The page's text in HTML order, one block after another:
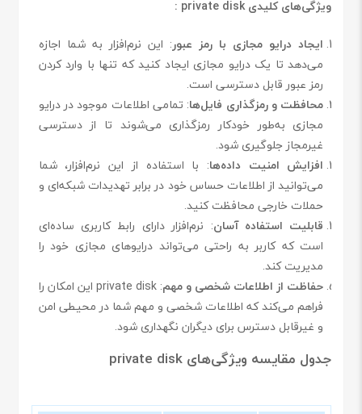
ویژگی‌های کلیدی private disk :
ایجاد درایو مجازی با رمز عبور: این نرم‌افزار به شما اجازه
می‌دهد تا یک درایو مجازی ایجاد کنید که تنها با وارد کردن
رمز عبور قابل دسترسی است.
محافظت و رمزگذاری فایل‌ها: تمامی اطلاعات موجود در درایو
مجازی به‌طور خودکار رمزگذاری می‌شوند تا از دسترسی
غیرمجاز جلوگیری شود.
افزایش امنیت داده‌ها: با استفاده از این نرم‌افزار، شما
می‌توانید از اطلاعات حساس خود در برابر تهدیدات شبکه‌ای و
حملات خارجی محافظت کنید.
قابلیت استفاده آسان: نرم‌افزار دارای رابط کاربری ساده‌ای
است که کاربر به راحتی می‌تواند درایوهای مجازی خود را
مدیریت کند.
حفاظت از اطلاعات شخصی و مهم
: private disk این امکان را
فراهم می‌کند که اطلاعات شخصی و مهم شما در محیطی امن
و غیرقابل دسترس برای دیگران نگهداری شود.
جدول مقایسه ویژگی‌های private disk